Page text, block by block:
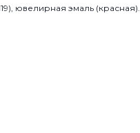
ювелирная эмаль (красная).